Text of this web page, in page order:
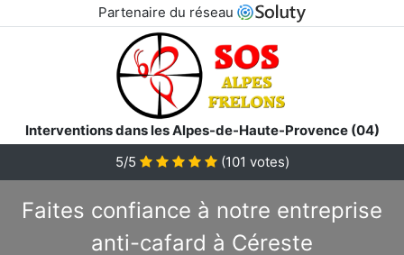
Partenaire du réseau
Interventions dans les Alpes-de-Haute-Provence (04)
5/5
(101 votes)
Faites confiance à notre entreprise
anti-cafard à Céreste